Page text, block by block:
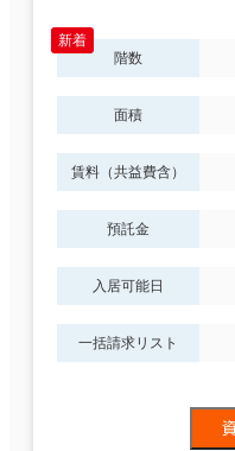
階数
面積
賃料（共益費含）
預託金
入居可能日
一括請求リスト
福島県 (149)
該当数
この条
６か月以上
築年数
建築中
10年以内
2階以